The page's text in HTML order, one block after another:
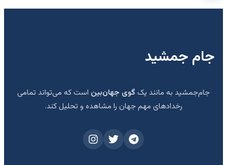
جام جمشید
جام‌جمشید به مانند یک گوی جهان‌بین است که می‌تواند تمامی
رخدادهای مهم جهان را مشاهده و تحلیل کند.